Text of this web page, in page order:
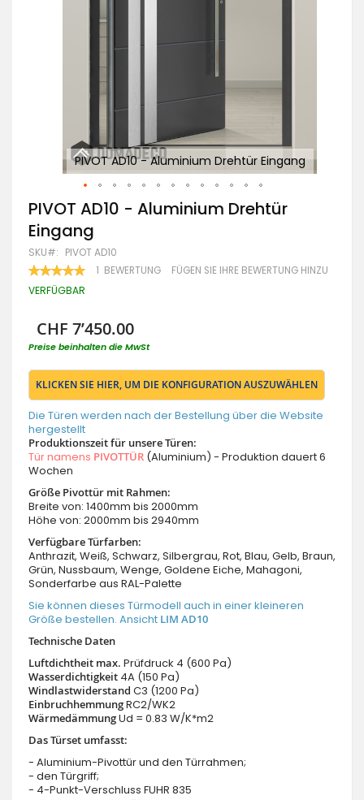
PIVOT AD10 - Aluminium Drehtür Eingang
Zum
Anfang
der
Bildgalerie
springen
PIVOT AD10 - Aluminium Drehtür
Eingang
SKU PIVOT AD10
BEWERTUNG:
100
1 BEWERTUNG FÜGEN SIE IHRE BEWERTUNG HINZU
VERFÜGBAR
CHF 7’450.00
Preise beinhalten die MwSt
KLICKEN SIE HIER, UM DIE KONFIGURATION AUSZUWÄHLEN
Die Türen werden nach der Bestellung über die Website
hergestellt
Produktionszeit für unsere Türen:
Tür namens PIVOTTÜR (Aluminium) - Produktion dauert 6
Wochen
Größe Pivottür mit Rahmen:
Breite von: 1400mm bis 2000mm
Höhe von: 2000mm bis 2940mm
Verfügbare Türfarben:
Anthrazit, Weiß, Schwarz, Silbergrau, Rot, Blau, Gelb, Braun,
Grün, Nussbaum, Wenge, Goldene Eiche, Mahagoni,
Sonderfarbe aus RAL-Palette
Sie können dieses Türmodell auch in einer kleineren
Größe bestellen. Ansicht LIM AD10
Technische Daten
Luftdichtheit max. Prüfdruck 4 (600 Pa)
Wasserdichtigkeit 4A (150 Pa)
Windlastwiderstand C3 (1200 Pa)
EinbruchhemmungRC2/WK2
WärmedämmungUd = 0.83 W/K*m2
Das Türset umfasst:
- Aluminium-Pivottür und den Türrahmen;
- den Türgriff;
- 4-Punkt-Verschluss FUHR 835